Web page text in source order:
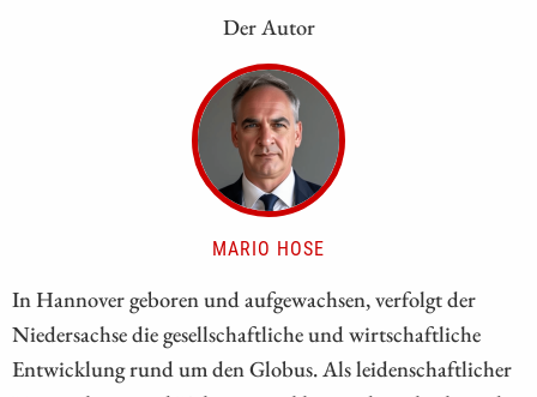
Der Autor
MARIO HOSE
In Hannover geboren und aufgewachsen, verfolgt der
Niedersachse die gesellschaftliche und wirtschaftliche
Entwicklung rund um den Globus. Als leidenschaftlicher